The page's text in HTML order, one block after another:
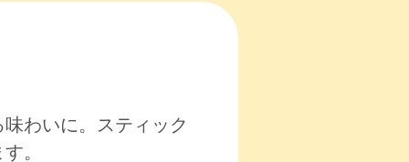
わいに。スティック
。